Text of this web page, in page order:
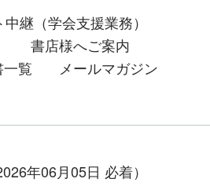
継（学会支援業務）
書店様へご案内
覧
メールマガジン
年06月05日 必着）